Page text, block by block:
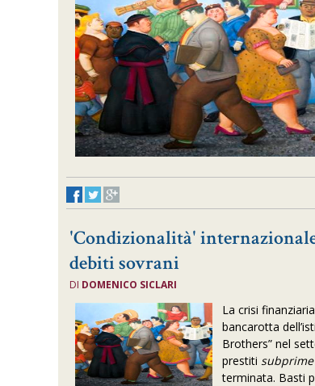
'Condizionalità'
debiti sovrani
DI DOMENICO SICLARI
La crisi
bancarotta
Brothers” nel
prestiti
terminata. Basti